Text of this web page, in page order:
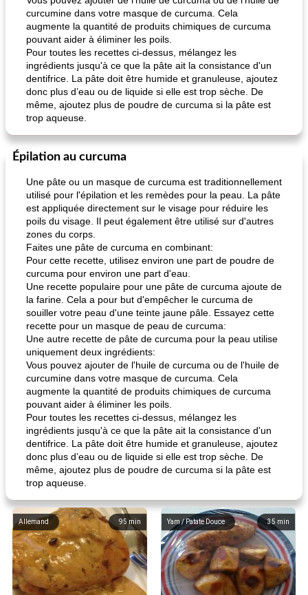
curcumine dans votre masque de curcuma. Cela
augmente la quantité de produits chimiques de curcuma
pouvant aider à éliminer les poils.
Pour toutes les recettes ci-dessus, mélangez les
ingrédients jusqu'à ce que la pâte ait la consistance d'un
dentifrice. La pâte doit être humide et granuleuse, ajoutez
donc plus d’eau ou de liquide si elle est trop sèche. De
même, ajoutez plus de poudre de curcuma si la pâte est
trop aqueuse.
Épilation au curcuma
Une pâte ou un masque de curcuma est traditionnellement
utilisé pour l'épilation et les remèdes pour la peau. La pâte
est appliquée directement sur le visage pour réduire les
poils du visage. Il peut également être utilisé sur d'autres
zones du corps.
Faites une pâte de curcuma en combinant:
Pour cette recette, utilisez environ une part de poudre de
curcuma pour environ une part d'eau.
Une recette populaire pour une pâte de curcuma ajoute de
la farine. Cela a pour but d'empêcher le curcuma de
souiller votre peau d'une teinte jaune pâle. Essayez cette
recette pour un masque de peau de curcuma:
Une autre recette de pâte de curcuma pour la peau utilise
uniquement deux ingrédients:
Vous pouvez ajouter de l'huile de curcuma ou de l'huile de
curcumine dans votre masque de curcuma. Cela
augmente la quantité de produits chimiques de curcuma
pouvant aider à éliminer les poils.
Pour toutes les recettes ci-dessus, mélangez les
ingrédients jusqu'à ce que la pâte ait la consistance d'un
dentifrice. La pâte doit être humide et granuleuse, ajoutez
donc plus d’eau ou de liquide si elle est trop sèche. De
même, ajoutez plus de poudre de curcuma si la pâte est
trop aqueuse.
95 min
Allemand 35 min
Yam / Patate Douce